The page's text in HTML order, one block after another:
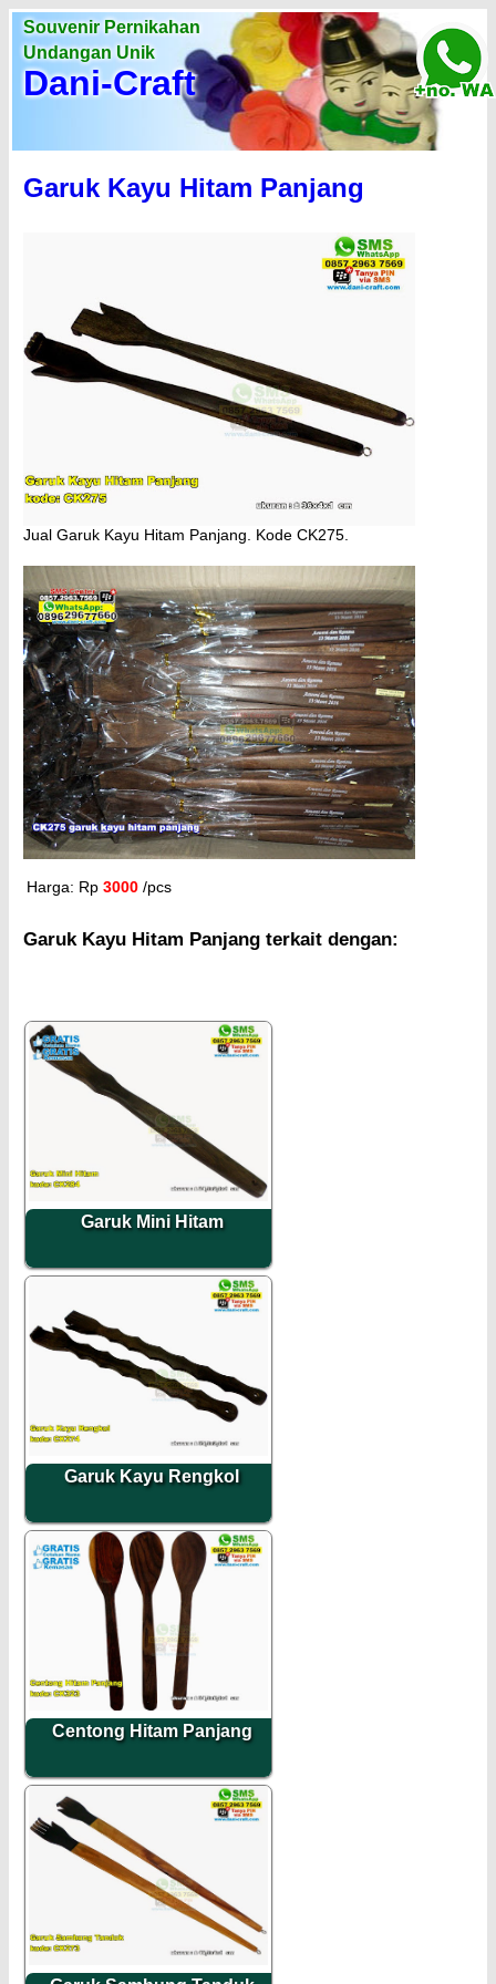
Souvenir Pernikahan
Undangan Unik
Dani-Craft
Garuk Kayu Hitam Panjang
Jual Garuk Kayu Hitam Panjang. Kode CK275.
Harga: Rp 3000 /pcs
Garuk Kayu Hitam Panjang terkait dengan:
Garuk Mini Hitam
Garuk Kayu Rengkol
Centong Hitam Panjang